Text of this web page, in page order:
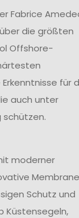
Fabrice
die größten
Offshore-
für
auch unter
moderner
Schutz und
Küstensegeln,